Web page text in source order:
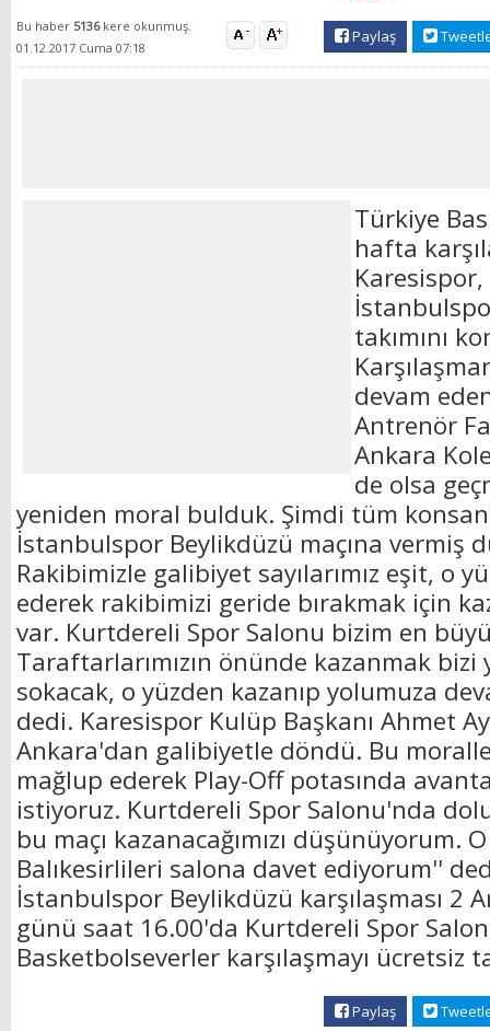
Bu haber 5136 kere okunmuş.
01.12.2017 Cuma 07:18
Paylaş
Türkiye
hafta
takımını
devam
Antrenör
Ankara
de olsa
yeniden moral bulduk. Şimdi tüm
İstanbulspor Beylikdüzü maçına vermiş
Rakibimizle galibiyet sayılarımız eşit, o
ederek rakibimizi geride bırakmak için
var. Kurtdereli Spor Salonu bizim en
Taraftarlarımızın önünde kazanmak
sokacak, o yüzden kazanıp yolumuza
dedi. Karesispor Kulüp Başkanı Ahmet
Ankara'dan galibiyetle döndü. Bu
mağlup ederek Play-Off potasında
istiyoruz. Kurtdereli Spor Salonu'nda
bu maçı kazanacağımızı düşünüyorum.
Balıkesirlileri salona davet ediyorum''
İstanbulspor Beylikdüzü karşılaşması 2
günü saat 16.00'da Kurtdereli Spor
Basketbolseverler karşılaşmayı ücretsiz
Paylaş